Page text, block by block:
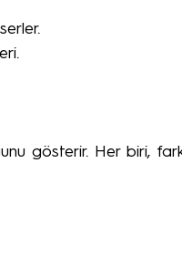
gösterir. Her biri,